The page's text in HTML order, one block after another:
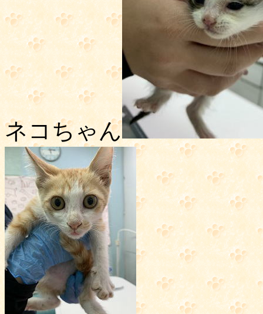
ネコちゃん